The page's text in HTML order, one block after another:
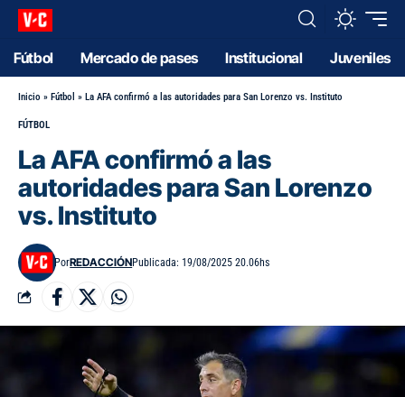
Fútbol Mercado de pases Institucional Juveniles
Inicio » Fútbol » La AFA confirmó a las autoridades para San Lorenzo vs. Instituto
FÚTBOL
La AFA confirmó a las
autoridades para San Lorenzo
vs. Instituto
PorREDACCIÓNPublicada: 19/08/2025 20.06hs